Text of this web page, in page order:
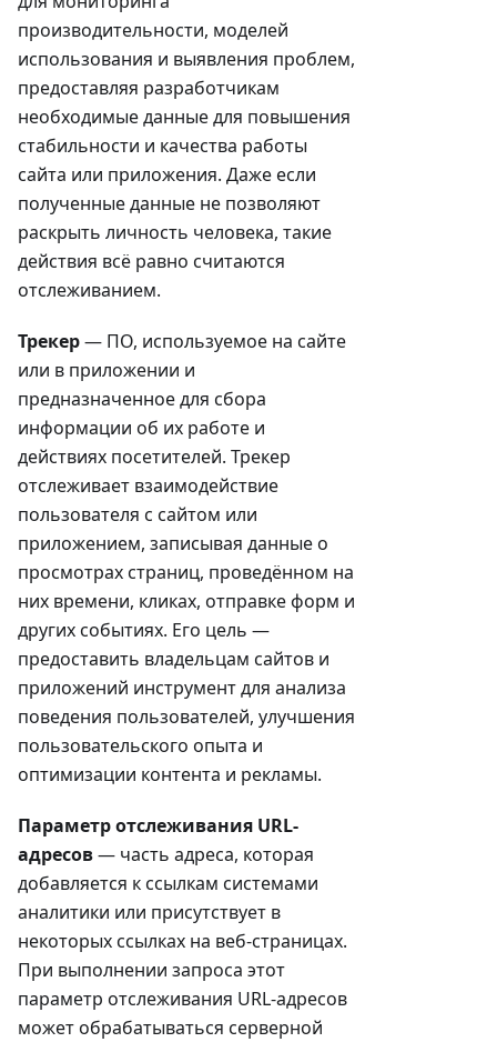
производительности, моделей
использования и выявления проблем,
предоставляя разработчикам
необходимые данные для повышения
стабильности и качества работы
сайта или приложения. Даже если
полученные данные не позволяют
раскрыть личность человека, такие
действия всё равно считаются
отслеживанием.
Трекер— ПО, используемое на сайте
или в приложении и
предназначенное для сбора
информации об их работе и
действиях посетителей. Трекер
отслеживает взаимодействие
пользователя с сайтом или
приложением, записывая данные о
просмотрах страниц, проведённом на
них времени, кликах, отправке форм и
других событиях. Его цель —
предоставить владельцам сайтов и
приложений инструмент для анализа
поведения пользователей, улучшения
пользовательского опыта и
оптимизации контента и рекламы.
Параметр отслеживания URL-
адресов— часть адреса, которая
добавляется к ссылкам системами
аналитики или присутствует в
некоторых ссылках на веб-страницах.
При выполнении запроса этот
параметр отслеживания URL-адресов
может обрабатываться серверной